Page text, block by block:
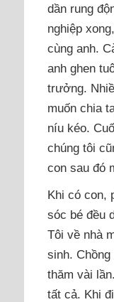
dần rung
nghiệp
cùng anh.
anh ghen
trưởng.
muốn chia
níu kéo.
chúng tôi
con sau đó
Khi có con,
sóc bé đều
Tôi về nhà
sinh.
thăm vài
tất cả. Khi